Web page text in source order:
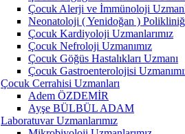
Çocuk Alerji ve İmmünoloji
Neonatoloji ( Yenidoğan )
Çocuk Kardiyoloji Uzmanlarımız
Çocuk Nefroloji Uzmanımız
Çocuk Göğüs Hastalıkları Uzmanı
Çocuk Gastroenterolojisi
Çocuk Cerrahisi Uzmanları
Adem ÖZDEMİR
Ayşe BÜLBÜL ADAM
Laboratuvar Uzmanlarımız